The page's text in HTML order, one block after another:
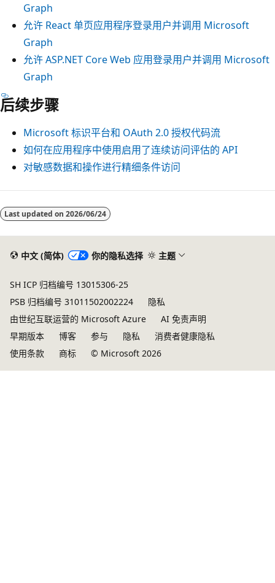
Graph
允许 React 单页应用程序登录用户并调用 Microsoft
Graph
允许 ASP.NET Core Web 应用登录用户并调用 Microsoft
Graph
后续步骤
Microsoft 标识平台和 OAuth 2.0 授权代码流
如何在应用程序中使用启用了连续访问评估的 API
对敏感数据和操作进行精细条件访问
Last updated on 2026/06/24
中文 (简体) 你的隐私选择 主题
SH ICP 归档编号 13015306-25
PSB 归档编号 31011502002224
隐私
由世纪互联运营的 Microsoft Azure
AI 免责声明
早期版本
博客 参与 隐私
消费者健康隐私
使用条款
商标 © Microsoft 2026